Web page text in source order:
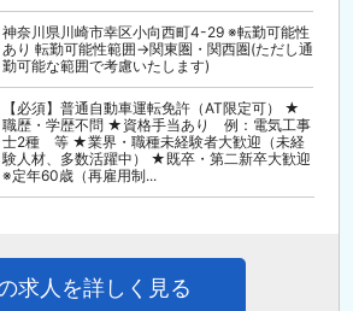
神奈川県川崎市幸区小向西町4-29 ※転勤可能性
あり 転勤可能性範囲→関東圏・関西圏(ただし通
勤可能な範囲で考慮いたします)
【必須】普通自動車運転免許（AT限定可） ★
職歴・学歴不問 ★資格手当あり 例：電気工事
士2種 等 ★業界・職種未経験者大歓迎（未経
験人材、多数活躍中） ★既卒・第二新卒大歓迎
※定年60歳（再雇用制...
求人を詳しく見る